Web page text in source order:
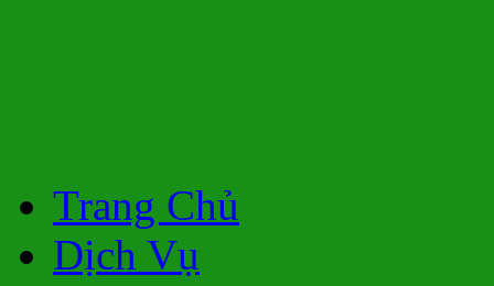
Trang Chủ
Dịch Vụ